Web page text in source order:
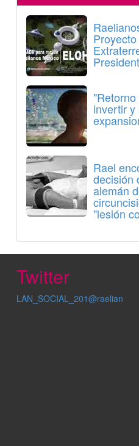
invertir y
Rael
decisión
alemán
"lesión
Twitter
LAN_SOCIAL_201@raelian